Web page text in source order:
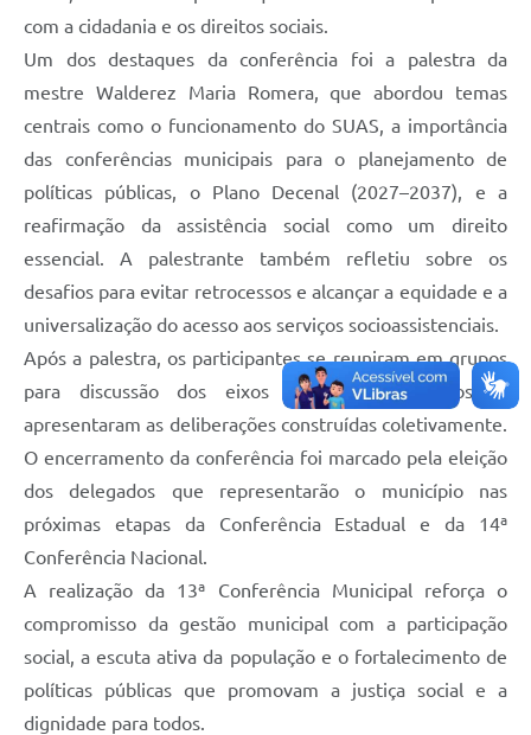
com a cidadania e os direitos sociais.
Um dos destaques da conferência foi a palestra da
mestre Walderez Maria Romera, que abordou temas
centrais como o funcionamento do SUAS, a importância
das conferências municipais para o planejamento de
políticas públicas, o Plano Decenal (2027–2037), e a
reafirmação da assistência social como um direito
essencial. A palestrante também refletiu sobre os
desafios para evitar retrocessos e alcançar a equidade e a
universalização do acesso aos serviços socioassistenciais.
Após a palestra, os participantes se reuniram em grupos
para discussão dos eixos temáticos propostos, e
apresentaram as deliberações construídas coletivamente.
O encerramento da conferência foi marcado pela eleição
dos delegados que representarão o município nas
próximas etapas da Conferência Estadual e da 14ª
Conferência Nacional.
A realização da 13ª Conferência Municipal reforça o
compromisso da gestão municipal com a participação
social, a escuta ativa da população e o fortalecimento de
políticas públicas que promovam a justiça social e a
dignidade para todos.